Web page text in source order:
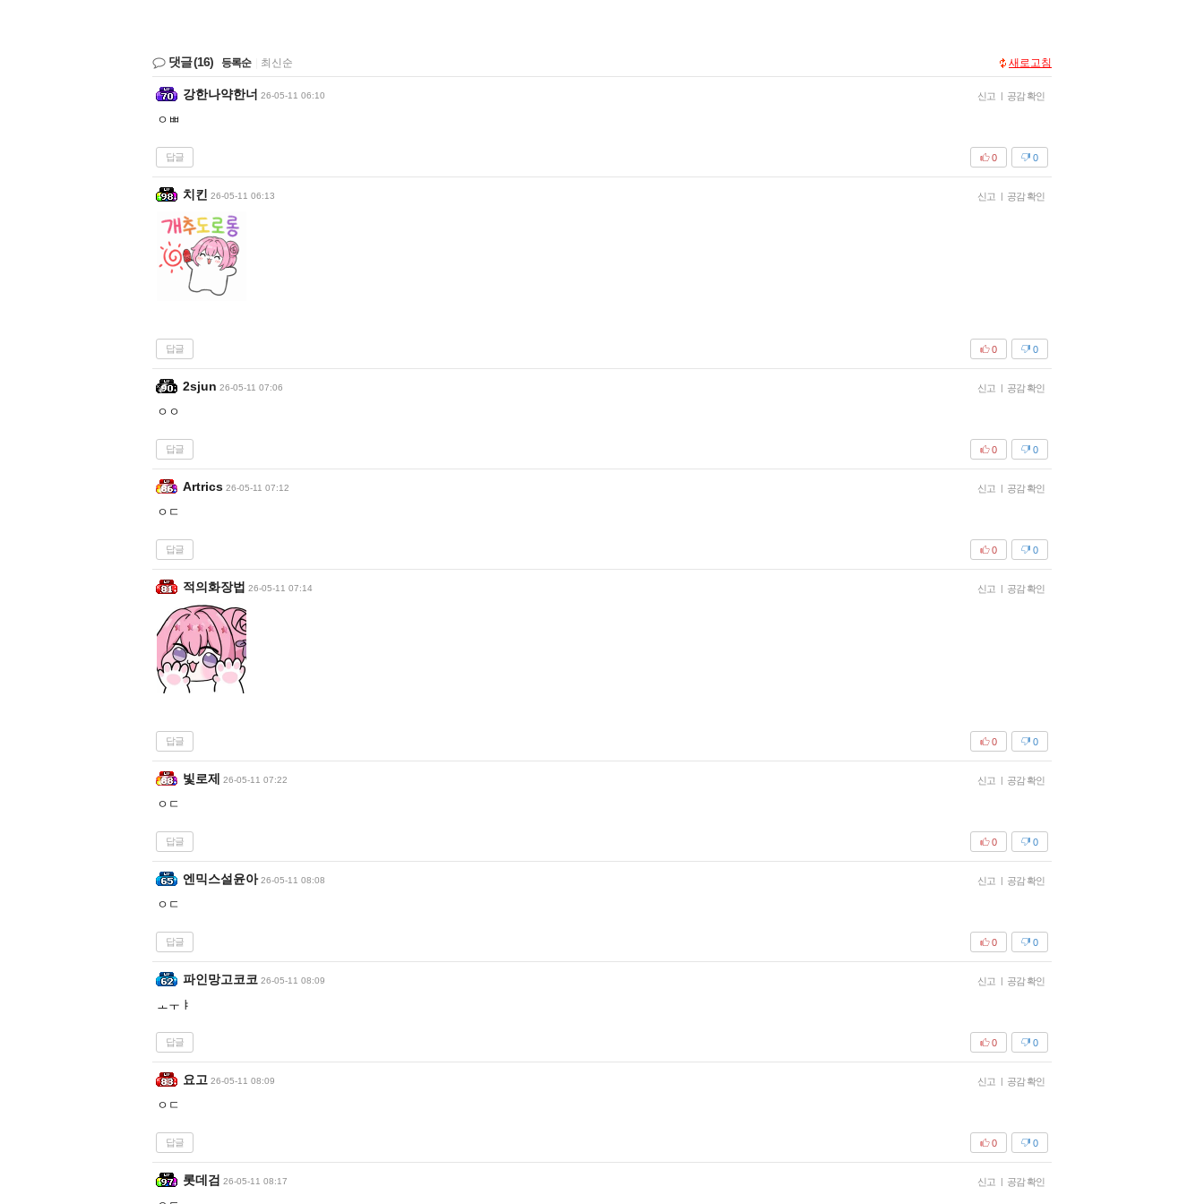
댓글(16) 등록순 최신순 새로고침
강한나약한너 26-05-11 06:10 신고 | 공감 확인
ㅇㅃ
답글 0
0
치킨 26-05-11 06:13 신고 | 공감 확인
답글 0
0
2sjun 26-05-11 07:06 신고 | 공감 확인
ㅇㅇ
답글 0
0
Artrics 26-05-11 07:12 신고 | 공감 확인
ㅇㄷ
답글 0
0
적의화장법 26-05-11 07:14 신고 | 공감 확인
답글 0
0
빛로제 26-05-11 07:22 신고 | 공감 확인
ㅇㄷ
답글 0
0
엔믹스설윤아 26-05-11 08:08 신고 | 공감 확인
ㅇㄷ
답글 0
0
파인망고코코 26-05-11 08:09 신고 | 공감 확인
ㅗㅜㅑ
답글 0
0
요고 26-05-11 08:09 신고 | 공감 확인
ㅇㄷ
답글 0
0
롯데검 26-05-11 08:17 신고 | 공감 확인